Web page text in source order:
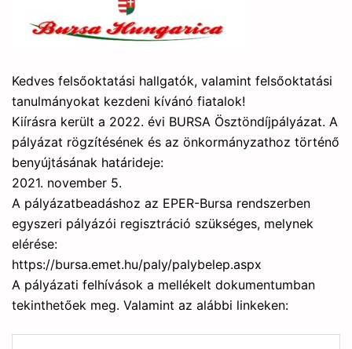
Kedves felsőoktatási hallgatók, valamint felsőoktatási
tanulmányokat kezdeni kívánó fiatalok!
Kiírásra került a 2022. évi BURSA Ösztöndíjpályázat. A
pályázat rögzítésének és az önkormányzathoz történő
benyújtásának határideje:
2021. november 5.
A pályázatbeadáshoz az EPER-Bursa rendszerben
egyszeri pályázói regisztráció szükséges, melynek
elérése:
https://bursa.emet.hu/paly/palybelep.aspx
A pályázati felhívások a mellékelt dokumentumban
tekinthetőek meg. Valamint az alábbi linkeken: